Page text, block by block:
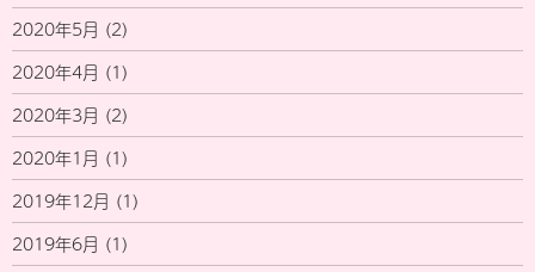
2020年5月 (2)
2020年4月 (1)
2020年3月 (2)
2020年1月 (1)
2019年12月 (1)
2019年6月 (1)